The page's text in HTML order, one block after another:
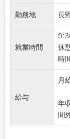
・
事
を
・
す
・
勤務地 長
就業時間
休
時
給与
月
年
間